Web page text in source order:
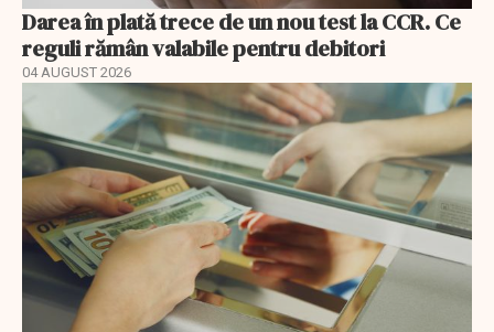
Darea în plată trece de un nou test la CCR. Ce
reguli rămân valabile pentru debitori
04 AUGUST 2026